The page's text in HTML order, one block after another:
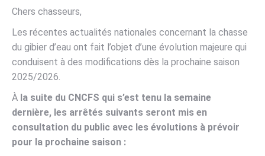
Chers chasseurs,
Les récentes actualités nationales concernant la chasse
du gibier d’eau ont fait l’objet d’une évolution majeure qui
conduisent à des modifications dès la prochaine saison
2025/2026.
À la suite du CNCFS qui s’est tenu la semaine
dernière, les arrêtés suivants seront mis en
consultation du public avec les évolutions à prévoir
pour la prochaine saison :